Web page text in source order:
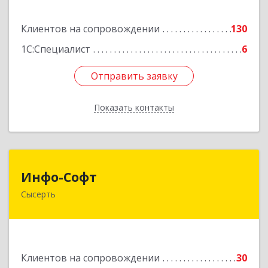
Клиентов на сопровождении
130
1С:Специалист
6
Отправить заявку
Показать контакты
Отправить заявку
Назад
Инфо-Софт
Сысерть
Клиентов на сопровождении 30
624021, Свердловская обл, Сысерть г, Коммуны